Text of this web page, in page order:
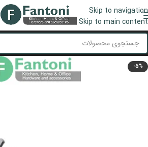
Skip to navigation
Skip to main content
منو
-5%